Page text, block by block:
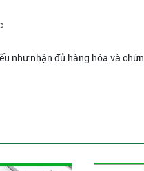
như nhận đủ hàng hóa và